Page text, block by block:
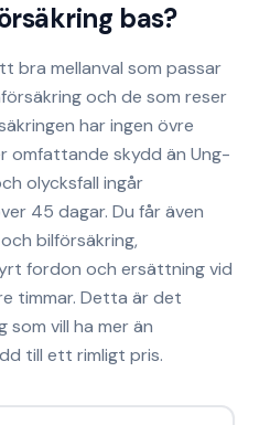
bas?
bra mellanval som passar
och de som reser
har ingen övre
omfattande skydd än Ung-
olycksfall ingår
45 dagar. Du får även
bilförsäkring,
fordon och ersättning vid
timmar. Detta är det
vill ha mer än
till ett rimligt pris.